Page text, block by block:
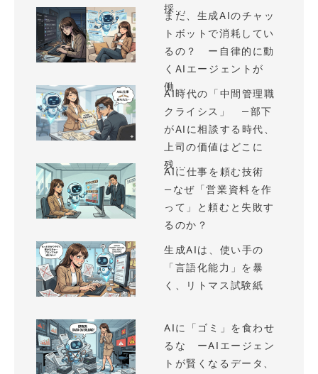
採...
まだ、生成AIのチャッ
トボットで消耗してい
るの？ ー自律的に動
くAIエージェントが
働...
AI時代の「中間管理職
クライシス」 —部下
がAIに相談する時代、
上司の価値はどこに
残...
AIに仕事を頼む技術
—なぜ「営業資料を作
って」と頼むと失敗す
るのか？
生成AIは、使い手の
「言語化能力」を暴
く、リトマス試験紙
AIに「ゴミ」を食わせ
るな ーAIエージェン
トが賢くなるデータ、